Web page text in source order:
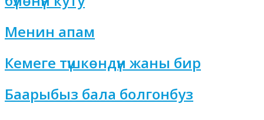
Менин апам
Кемеге түшкөндүн жаны бир
Баарыбыз бала болгонбуз